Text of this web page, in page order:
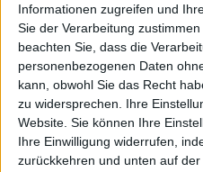
Informationen zugreifen und
Sie der Verarbeitung
beachten Sie, dass die
personenbezogenen Daten
kann, obwohl Sie das Recht
zu widersprechen. Ihre
Website. Sie können Ihre
Ihre Einwilligung widerrufen,
zurückkehren und unten auf